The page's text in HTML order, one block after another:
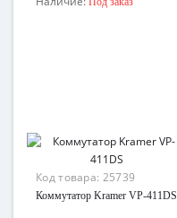
Код товара: 25739
Коммутатор Kramer VP-411DS